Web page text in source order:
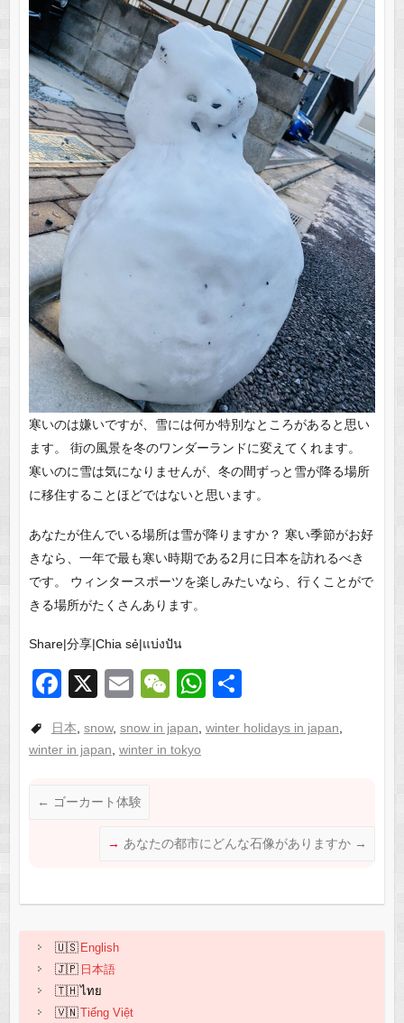
寒いのは嫌いですが、雪には何か特別なところがあると思い
ます。 街の風景を冬のワンダーランドに変えてくれます。
寒いのに雪は気になりませんが、冬の間ずっと雪が降る場所
に移住することほどではないと思います。
あなたが住んでいる場所は雪が降りますか？ 寒い季節がお好
きなら、一年で最も寒い時期である2月に日本を訪れるべき
です。 ウィンタースポーツを楽しみたいなら、行くことがで
きる場所がたくさんあります。
Share|分享|Chia sẻ|แบ่งปัน
F
c
b
X E
ail
W
C
W
at
p
共
日本 snow, snow in japan winter holidays in japan
winter in japan winter in tokyo
← ゴーカート体験
あなたの都市にどんな石像がありますか →
English
日本語
ไทย
Tiếng Việt